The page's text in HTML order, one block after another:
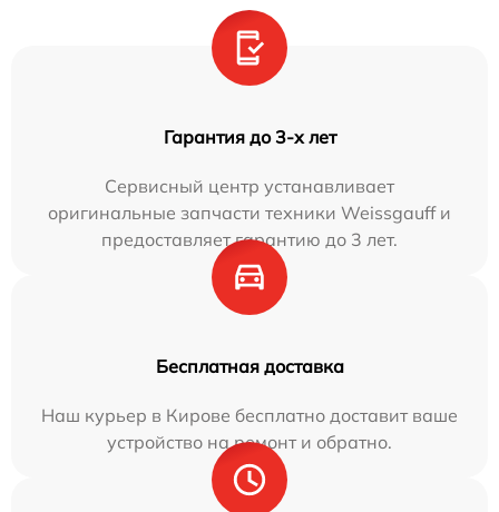
Гарантия до 3-х лет
Сервисный центр устанавливает
оригинальные запчасти техники Weissgauff и
предоставляет гарантию до 3 лет.
Бесплатная доставка
Наш курьер в Кирове бесплатно доставит ваше
устройство на ремонт и обратно.